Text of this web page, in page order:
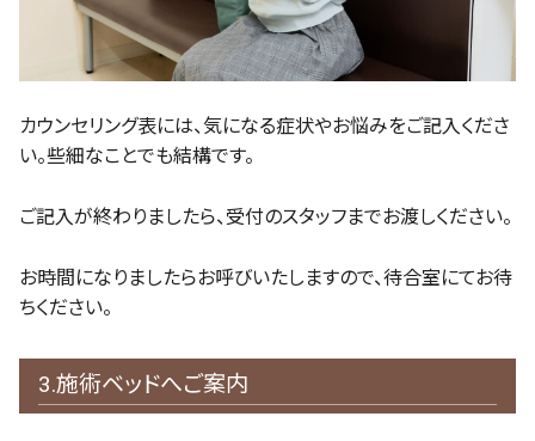
カウンセリング表には、気になる症状やお悩みをご記入くださ
い。些細なことでも結構です。
ご記入が終わりましたら、受付のスタッフまでお渡しください。
お時間になりましたらお呼びいたしますので、待合室にてお待
ちください。
3.施術ベッドへご案内